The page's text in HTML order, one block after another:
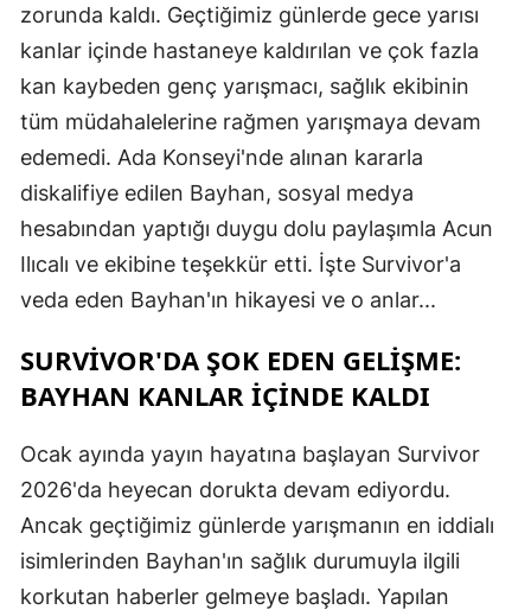
zorunda kaldı. Geçtiğimiz günlerde gece yarısı
kanlar içinde hastaneye kaldırılan ve çok fazla
kan kaybeden genç yarışmacı, sağlık ekibinin
tüm müdahalelerine rağmen yarışmaya devam
edemedi. Ada Konseyi'nde alınan kararla
diskalifiye edilen Bayhan, sosyal medya
hesabından yaptığı duygu dolu paylaşımla Acun
Ilıcalı ve ekibine teşekkür etti. İşte Survivor'a
veda eden Bayhan'ın hikayesi ve o anlar...
SURVIVOR'DA ŞOK EDEN GELIŞME:
BAYHAN KANLAR İÇINDE KALDI
Ocak ayında yayın hayatına başlayan Survivor
2026'da heyecan dorukta devam ediyordu.
Ancak geçtiğimiz günlerde yarışmanın en iddialı
isimlerinden Bayhan'ın sağlık durumuyla ilgili
korkutan haberler gelmeye başladı. Yapılan